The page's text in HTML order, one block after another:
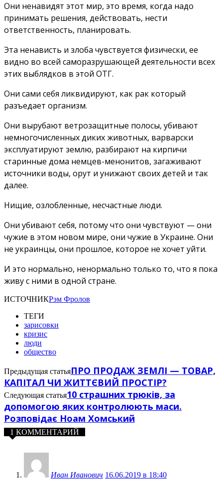
Они ненавидят этот мир, это время, когда надо
принимать решения, действовать, нести
ответственность, планировать.
Эта ненависть и злоба чувствуется физически, ее
видно во всей саморазрушающей деятельности всех
этих выблядков в этой ОТГ.
Они сами себя ликвидируют, как рак который
разъедает организм.
Они вырубают ветрозащитные полосы, убивают
немногочисленных диких животных, варварски
эксплуатируют землю, разбирают на кирпичи
старинные дома немцев-менонитов, загаживают
источники воды, орут и унижают своих детей и так
далее.
Нищие, озлобленные, несчастные люди.
Они убивают себя, потому что они чувствуют — они
чужие в этом новом мире, они чужие в Украине. Они
не украинцы, они прошлое, которое не хочет уйти.
И это нормально, ненормально только то, что я пока
живу с ними в одной стране.
ИСТОЧНИКРэм Фролов
ТЕГИ
зарисовки
кризис
люди
общество
Предыдущая статьяПРО ПРОДАЖ ЗЕМЛІ — ТОВАР,
КАПІТАЛ ЧИ ЖИТТЄВИЙ ПРОСТІР?
Следующая статья10 страшних трюків, за
допомогою яких контролюють маси.
Розповідає Ноам Хомський
1 КОММЕНТАРИЙ
Иван Иванович 16.06.2019 в 18:40